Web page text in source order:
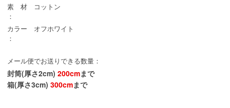
素 材
：
コットン
カラー
：
オフホワイト
メール便でお送りできる数量：
封筒(厚さ2cm) 200cmまで
箱(厚さ3cm) 300cmまで